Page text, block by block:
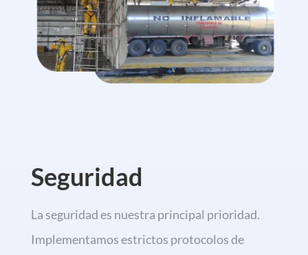
Seguridad
La seguridad es nuestra principal prioridad.
Implementamos estrictos protocolos de